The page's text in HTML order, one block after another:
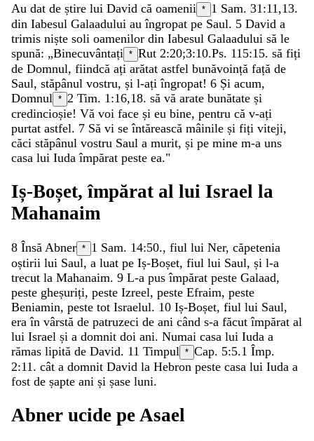
Au dat de știre lui David că oamenii * 1 Sam. 31:11 ,13.
din Iabesul Galaadului auîngropat pe Saul. 5 David a
trimis niște soli oamenilor din Iabesul Galaadului să le
spună: „Binecuvântați * Rut 2:20;3:10.Ps. 115:15. să fiți
de Domnul, fiindcă ați arătat astfel bunăvoință față de
Saul, stăpânul vostru, și l-ațiîngropat! 6 Și acum,
Domnul * 2 Tim. 1:16,18. să vă arate bunătate și
credincioșie! Vă voi face și eu bine, pentru că v-ați
purtat astfel. 7 Să vi seîntărească mâinile și fiți viteji,
căci stăpânul vostru Saul a murit, și pe mine m-a uns
casa lui Iudaîmpărat peste ea."
Iș-Boșet,împărat al lui Israel la
Mahanaim
8 Însă Abner * 1 Sam. 14:50., fiul lui Ner, căpetenia
oștirii lui Saul, a luat pe Iș-Boșet, fiul lui Saul, și l-a
trecut la Mahanaim. 9 L-a pusîmpărat peste Galaad,
peste gheșuriți, peste Izreel, peste Efraim, peste
Beniamin, peste tot Israelul. 10 Iș-Boșet, fiul lui Saul,
eraîn vârstă de patruzeci de ani când s-a făcutîmpărat al
lui Israel și a domnit doi ani. Numai casa lui Iuda a
rămas lipită de David. 11 Timpul * Cap. 5:5.1 Împ.
2:11 . cât a domnit David la Hebron peste casa lui Iuda a
fost de șapte ani și șase luni.
Abner ucide pe Asael